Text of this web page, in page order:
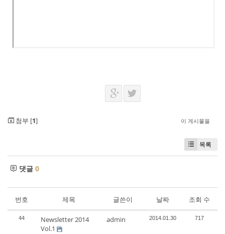
첨부 [1] 이 게시물을
목록
댓글 0
번호 제목 글쓴이 날짜 조회 수
44
Newsletter 2014
Vol.1
admin 2014.01.30 717